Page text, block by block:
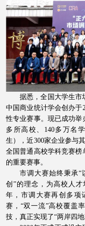
据悉，全国大学生市
中国商业统计学会创办于
性专业赛事。现已成功举
多所高校、 140多万名
生），近300家企业参与
全国普通高校学科竞赛榜
的重要赛事。
市调大赛始终秉承“
创”的理念，为高校人才
年，市调大赛再创多项
赛，“双一流”高校覆盖
技，真正实现了“两岸四